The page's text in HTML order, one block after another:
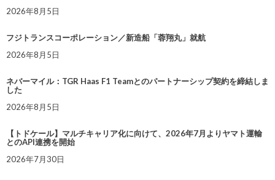
2026年8月5日
フジトランスコーポレーション／新造船「蓉翔丸」就航
2026年8月5日
ネバーマイル：TGR Haas F1 Teamとのパートナーシップ契約を締結しま
した
2026年8月5日
【トドケール】マルチキャリア化に向けて、2026年7月よりヤマト運輸
とのAPI連携を開始
2026年7月30日